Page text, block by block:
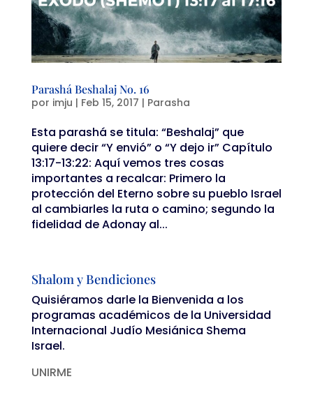
Parashá Beshalaj No. 16
por imju | Feb 15, 2017 | Parasha
Esta parashá se titula: “Beshalaj” que
quiere decir “Y envió” o “Y dejo ir” Capítulo
13:17-13:22: Aquí vemos tres cosas
importantes a recalcar: Primero la
protección del Eterno sobre su pueblo Israel
al cambiarles la ruta o camino; segundo la
fidelidad de Adonay al...
Shalom y Bendiciones
Quisiéramos darle la Bienvenida a los
programas académicos de la Universidad
Internacional Judío Mesiánica Shema
Israel.
UNIRME